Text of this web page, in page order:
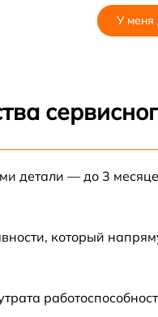
щеток
У меня
детали — до 3
который